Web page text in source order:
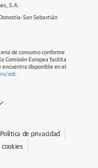
S.A.
San Sebastián
de consumo conforme
Comisión Europea facilita
encuentra disponible en el
odr.
Política de privacidad
cookies